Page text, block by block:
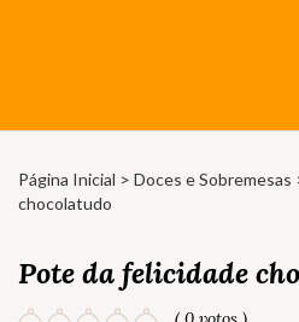
Página Inicial > Doces e Sobremesas
chocolatudo
Pote da felicidade